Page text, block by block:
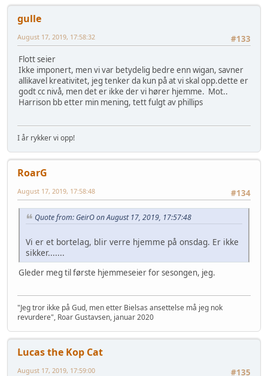
gulle
#133
August 17, 2019, 17:58:32
Flott seier
Ikke imponert, men vi var betydelig bedre enn wigan, savner
allikavel kreativitet, jeg tenker da kun på at vi skal opp.dette er
godt cc nivå, men det er ikke der vi hører hjemme. Mot..
Harrison bb etter min mening, tett fulgt av phillips
I år rykker vi opp!
RoarG
#134
August 17, 2019, 17:58:48
Quote from: GeirO on August 17, 2019, 17:57:48
Vi er et bortelag, blir verre hjemme på onsdag. Er ikke
sikker.......
Gleder meg til første hjemmeseier for sesongen, jeg.
"Jeg tror ikke på Gud, men etter Bielsas ansettelse må jeg nok
revurdere", Roar Gustavsen, januar 2020
Lucas the Kop Cat
#135
August 17, 2019, 17:59:00